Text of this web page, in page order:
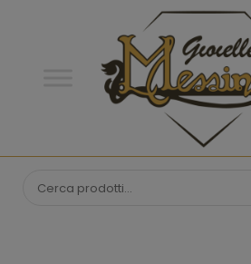
donna. Acquista